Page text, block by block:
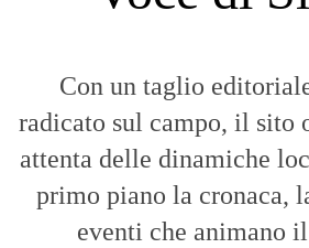
Con un taglio
radicato sul campo, il sito
attenta delle dinamiche
primo piano la cronaca,
eventi che animano